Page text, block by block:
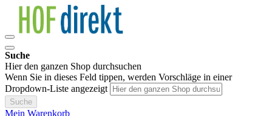
Suche
Hier den ganzen Shop durchsuchen
Wenn Sie in dieses Feld tippen, werden Vorschläge in einer
Dropdown-Liste angezeigt
Suche
Mein Warenkorb